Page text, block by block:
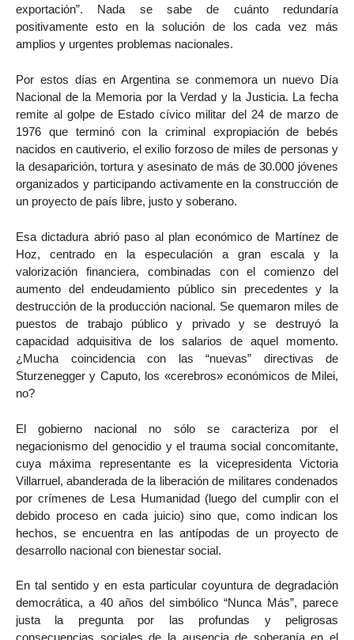
exportación”. Nada se sabe de cuánto redundaría
positivamente esto en la solución de los cada vez más
amplios y urgentes problemas nacionales.
Por estos días en Argentina se conmemora un nuevo Día
Nacional de la Memoria por la Verdad y la Justicia. La fecha
remite al golpe de Estado cívico militar del 24 de marzo de
1976 que terminó con la criminal expropiación de bebés
nacidos en cautiverio, el exilio forzoso de miles de personas y
la desaparición, tortura y asesinato de más de 30.000 jóvenes
organizados y participando activamente en la construcción de
un proyecto de país libre, justo y soberano.
Esa dictadura abrió paso al plan económico de Martínez de
Hoz, centrado en la especulación a gran escala y la
valorización financiera, combinadas con el comienzo del
aumento del endeudamiento público sin precedentes y la
destrucción de la producción nacional. Se quemaron miles de
puestos de trabajo público y privado y se destruyó la
capacidad adquisitiva de los salarios de aquel momento.
¿Mucha coincidencia con las “nuevas” directivas de
Sturzenegger y Caputo, los «cerebros» económicos de Milei,
no?
El gobierno nacional no sólo se caracteriza por el
negacionismo del genocidio y el trauma social concomitante,
cuya máxima representante es la vicepresidenta Victoria
Villarruel, abanderada de la liberación de militares condenados
por crímenes de Lesa Humanidad (luego del cumplir con el
debido proceso en cada juicio) sino que, como indican los
hechos, se encuentra en las antípodas de un proyecto de
desarrollo nacional con bienestar social.
En tal sentido y en esta particular coyuntura de degradación
democrática, a 40 años del simbólico “Nunca Más”, parece
justa la pregunta por las profundas y peligrosas